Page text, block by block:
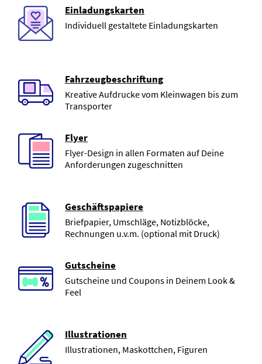
Einladungskarten
Individuell gestaltete Einladungskarten
Fahrzeugbeschriftung
Kreative Aufdrucke vom Kleinwagen bis zum
Transporter
Flyer
Flyer-Design in allen Formaten auf Deine
Anforderungen zugeschnitten
Geschäftspapiere
Briefpapier, Umschläge, Notizblöcke,
Rechnungen u.v.m. (optional mit Druck)
Gutscheine
Gutscheine und Coupons in Deinem Look &
Feel
Illustrationen
Illustrationen, Maskottchen, Figuren